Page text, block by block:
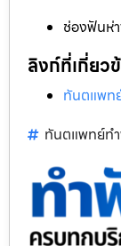
ช่องฟันห่
ลิงก์ที่เกี่ยว
ทันตแพท
ทันตแพทย์ท